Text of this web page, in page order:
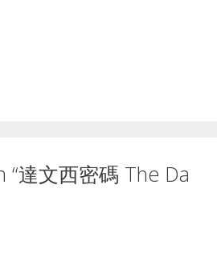
達文西密碼 The Da